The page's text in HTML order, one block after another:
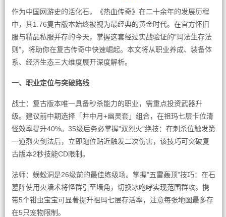
作为中国网游史的活化石，《热血传奇》在二十余年的发展历程
中，其1.76复古版本始终被视为最经典的黄金时代。在官方怀旧
服与精品私服并存的今天，掌握这套经过实战验证的"玛法生存法
则"，将助你在复古传奇中快速崛起。本文将从职业养成、装备体
系、经济生态三大维度展开深度解析。
一、职业定位与突破路线
战士：复古版本唯一具备秒杀能力的职业，需重点投资武器升
级。建议前中期选择「井中月+幽灵套」组合，在祖玛七层卡位清
怪效率提升40%。35级后务必掌握"双烈火"绝技：在刺杀位触发第
一道烈火剑法后，立即跑位贴近触发二次伤害，该技巧可突破复
古版本2秒技能CD限制。
法师：蜈蚣洞是26级前的最佳练级场。掌握"五雷轰顶"技巧：在石
墓阵使用火墙术将怪群引至墙角，切换冰咆哮实现范围群攻。携
带5个钳虫宝宝可显著提升祖玛七层存活率，注意每张地图最多存
在5只宠物限制。